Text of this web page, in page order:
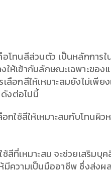
นสีส่วนตัว เป็นหลักการใน
งให้เข้ากับลักษณะเฉพาะข
เลือกสีให้เหมาะสมยังไม่
งต่อไปนี้
อกใช้สีให้เหมาะสมกับโทนผิ
ช้สีที่เหมาะสม จะช่วยเสริม
มีความเป็นมืออาชีพ ซึ่งส่งผ